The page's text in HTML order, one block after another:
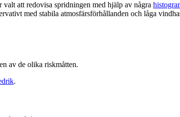
att redovisa spridningen med hjälp av några
med stabila atmosfärsförhållanden och låga
av de olika riskmåtten.
.